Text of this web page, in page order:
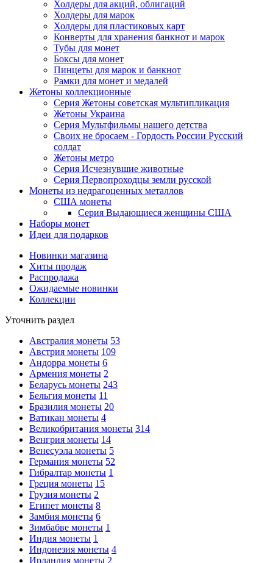
Холдеры для акций, облигаций
Холдеры для марок
Холдеры для пластиковых карт
Конверты для хранения банкнот и марок
Тубы для монет
Боксы для монет
Пинцеты для марок и банкнот
Рамки для монет и медалей
Жетоны коллекционные
Серия Жетоны советская мультипликация
Жетоны Украина
Серия Мультфильмы нашего детства
Своих не бросаем - Гордость России Русский
солдат
Жетоны метро
Серия Исчезнувшие животные
Серия Первопроходцы земли русской
Монеты из недрагоценных металлов
США монеты
Серия Выдающиеся женщины США
Наборы монет
Идеи для подарков
Новинки магазина
Хиты продаж
Распродажа
Ожидаемые новинки
Коллекции
Уточнить раздел
Австралия монеты 53
Австрия монеты 109
Андорра монеты 6
Армения монеты 2
Беларусь монеты 243
Бельгия монеты 11
Бразилия монеты 20
Ватикан монеты 4
Великобритания монеты 314
Венгрия монеты 14
Венесуэла монеты 5
Германия монеты 52
Гибралтар монеты 1
Греция монеты 15
Грузия монеты 2
Египет монеты 8
Замбия монеты 6
Зимбабве монеты 1
Индия монеты 1
Индонезия монеты 4
Ирландия монеты 2